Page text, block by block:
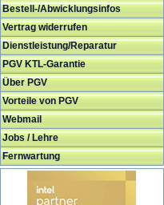
Bestell-/Abwicklungsinfos
Vertrag widerrufen
Dienstleistung/Reparatur
PGV KTL-Garantie
Über PGV
Vorteile von PGV
Webmail
Jobs / Lehre
Fernwartung